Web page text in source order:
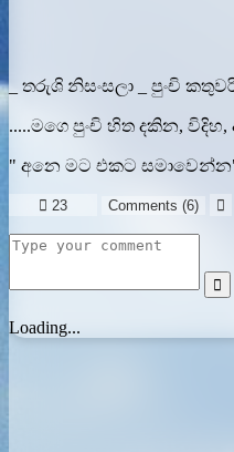
_ තරුශි නිසංසලා _ පුංචි
.....මගෙ පුංචි හිත දකින, විදිහ,
" අනෙ මට එකට
 23 Comments (6) 

Loading...